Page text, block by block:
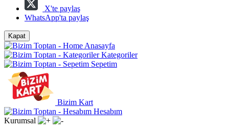
X'te paylaş
WhatsApp'ta paylaş
Kapat
Anasayfa
Kategoriler
Sepetim
Bizim Kart
Hesabım
Kurumsal